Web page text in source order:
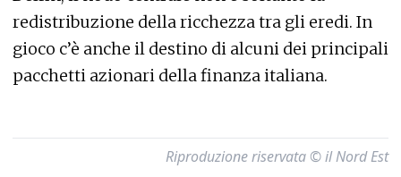
redistribuzione della ricchezza tra gli eredi. In
gioco c’è anche il destino di alcuni dei principali
pacchetti azionari della finanza italiana.
Riproduzione riservata © il Nord Est